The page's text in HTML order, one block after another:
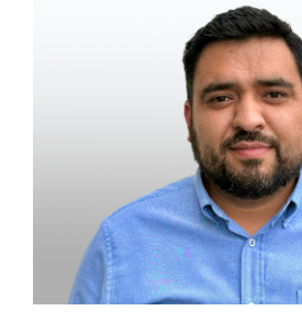
Funcionarios